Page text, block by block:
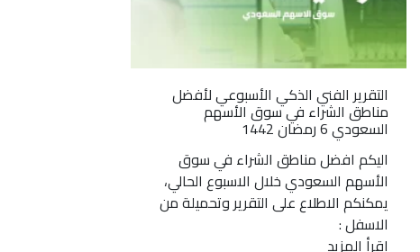
التقرير الفني الذكي الأسبوعي لأفضل
مناطق الشراء في سوق الأسهم
السعودي 6 رمضان 1442
اليكم افضل مناطق الشراء في سوق
الأسهم السعودي خلال الاسبوع الحالي،
يمكنكم الاطلاع على التقرير وتحميلة من
الاسفل :
اقرأ المزيد